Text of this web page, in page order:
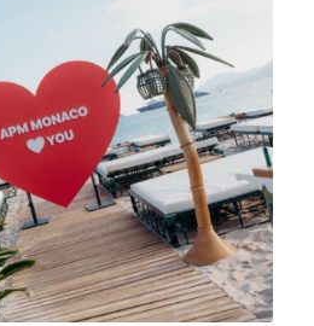
ses couleurs sur la plage